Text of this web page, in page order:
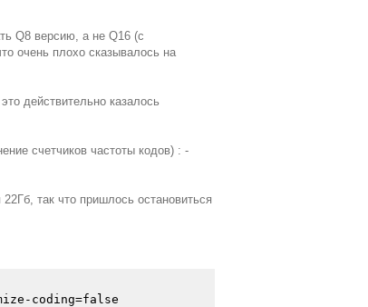
Q8 версию, а не Q16 (с
очень плохо сказывалось на
действительно казалось
счетчиков частоты кодов) : -
так что пришлось остановиться
coding=false